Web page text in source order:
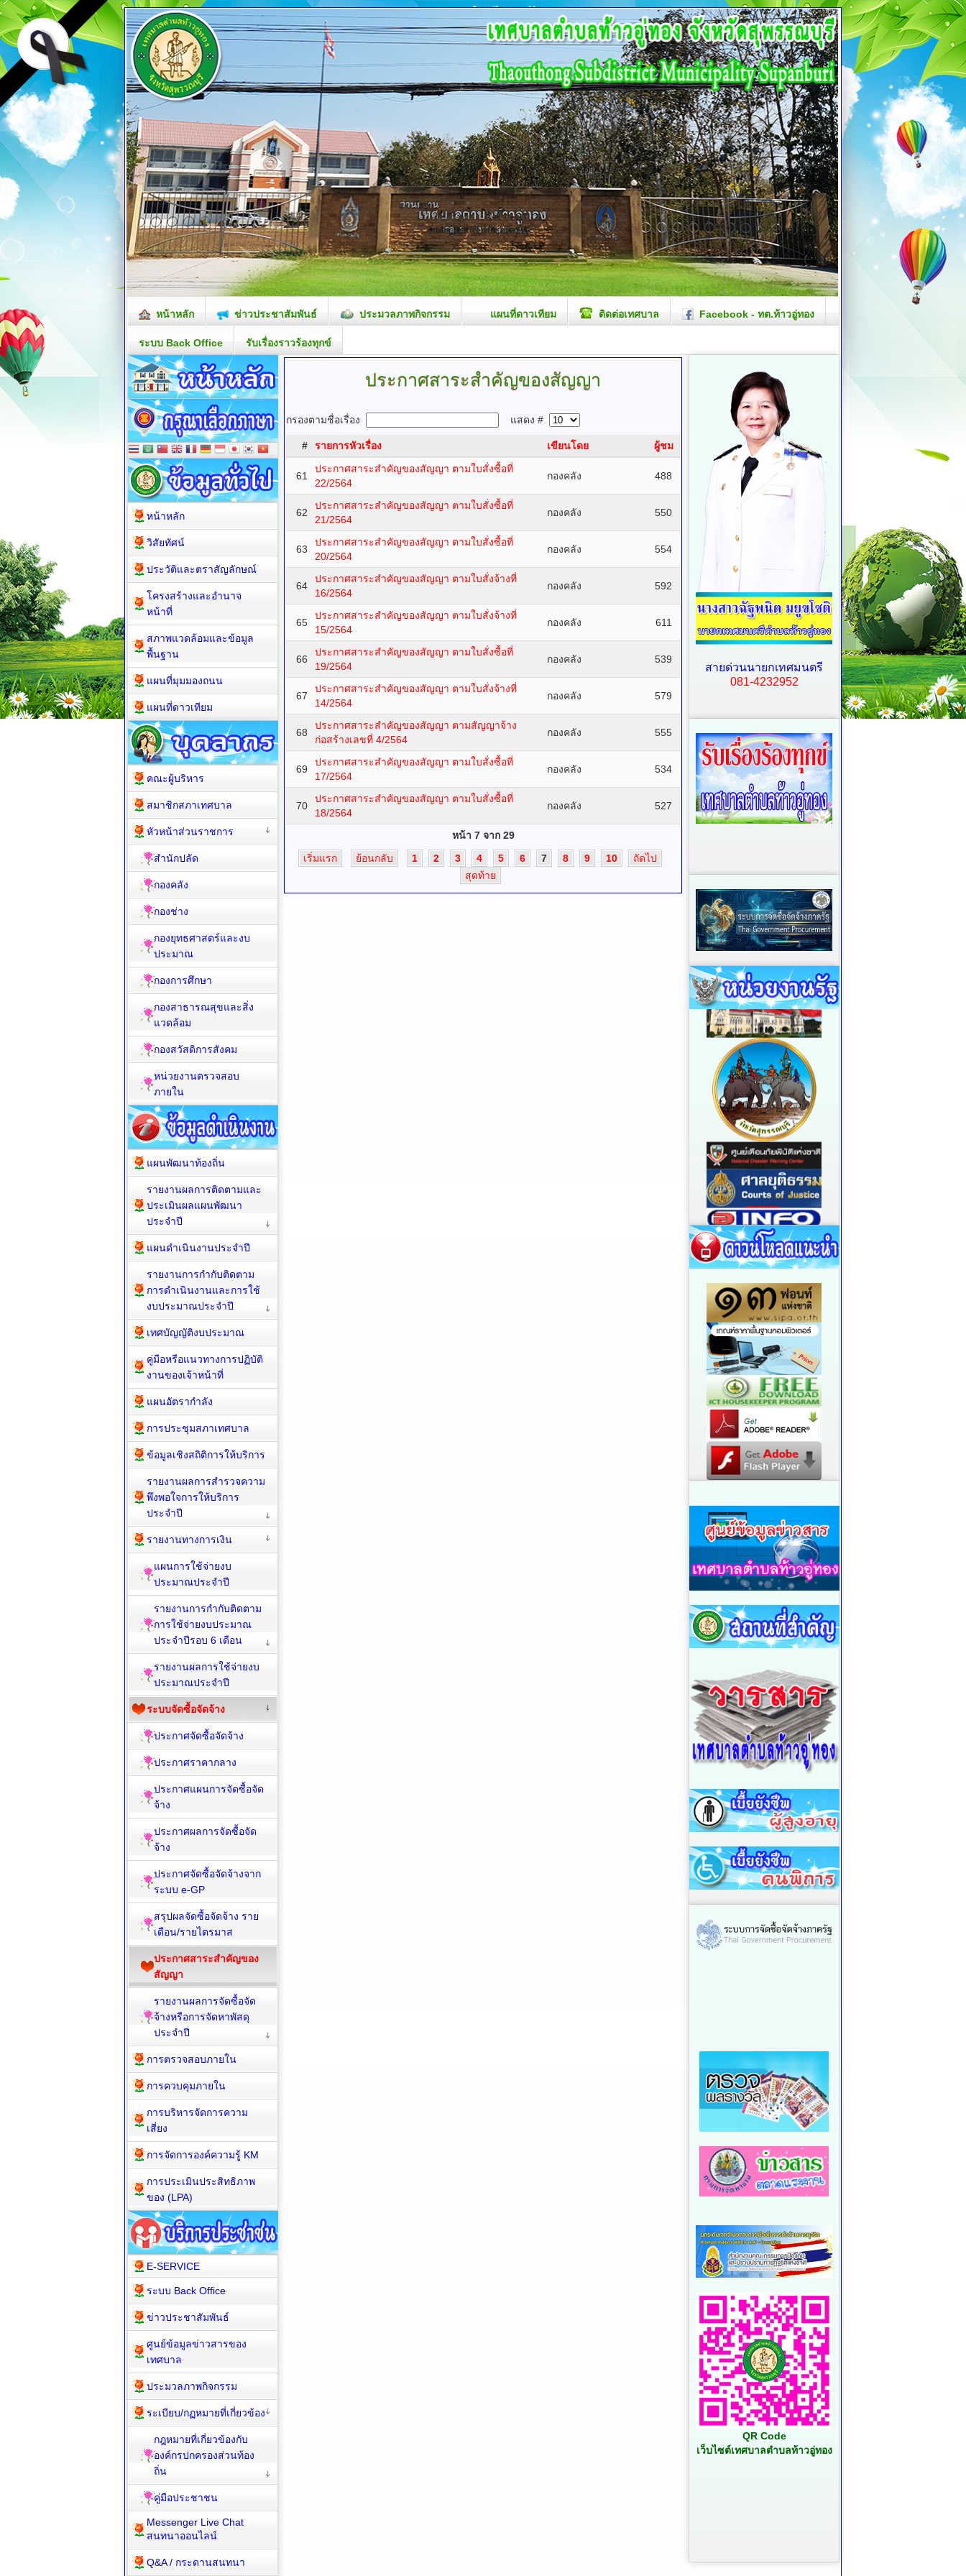
หน้าหลัก ข่าวประชาสัมพันธ์ ประมวลภาพกิจกรรม แผนที่ดาวเทียม ติดต่อเทศบาล Facebook - ทต.ท้าวอู่ทอง
ระบบ Back Office รับเรื่องราวร้องทุกข์
ประกาศสาระสำคัญของสัญญา
กรองตามชื่อเรื่อง แสดง #
# รายการหัวเรื่อง เขียนโดย ผู้ชม
61
ประกาศสาระสำคัญของสัญญา ตามใบสั่งซื้อที่
22/2564
กองคลัง 488
62
ประกาศสาระสำคัญของสัญญา ตามใบสั่งซื้อที่
21/2564
กองคลัง 550
63
ประกาศสาระสำคัญของสัญญา ตามใบสั่งซื้อที่
20/2564
กองคลัง 554
64
ประกาศสาระสำคัญของสัญญา ตามใบสั่งจ้างที่
16/2564
กองคลัง 592
65
ประกาศสาระสำคัญของสัญญา ตามใบสั่งจ้างที่
15/2564
กองคลัง 611
66
ประกาศสาระสำคัญของสัญญา ตามใบสั่งซื้อที่
19/2564
กองคลัง 539
67
ประกาศสาระสำคัญของสัญญา ตามใบสั่งจ้างที่
14/2564
กองคลัง 579
68
ประกาศสาระสำคัญของสัญญา ตามสัญญาจ้าง
ก่อสร้างเลขที่ 4/2564
กองคลัง 555
69
ประกาศสาระสำคัญของสัญญา ตามใบสั่งซื้อที่
17/2564
กองคลัง 534
70
ประกาศสาระสำคัญของสัญญา ตามใบสั่งซื้อที่
18/2564
กองคลัง 527
หน้า 7 จาก 29
เริ่มแรก
ย้อนกลับ 1 2 3 4 5 6 7 8 9 10
ถัดไป
สุดท้าย
หน้าหลัก
วิสัยทัศน์
ประวัติและตราสัญลักษณ์
โครงสร้างและอำนาจ
หน้าที่
สภาพแวดล้อมและข้อมูล
พื้นฐาน
แผนที่มุมมองถนน
แผนที่ดาวเทียม
คณะผู้บริหาร
สมาชิกสภาเทศบาล
หัวหน้าส่วนราชการ
สำนักปลัด
กองคลัง
กองช่าง
กองยุทธศาสตร์และงบ
ประมาณ
กองการศึกษา
กองสาธารณสุขและสิ่ง
แวดล้อม
กองสวัสดิการสังคม
หน่วยงานตรวจสอบ
ภายใน
แผนพัฒนาท้องถิ่น
รายงานผลการติดตามและ
ประเมินผลแผนพัฒนา
ประจำปี
แผนดำเนินงานประจำปี
รายงานการกำกับติดตาม
การดำเนินงานและการใช้
งบประมาณประจำปี
เทศบัญญัติงบประมาณ
คู่มือหรือแนวทางการปฏิบัติ
งานของเจ้าหน้าที่
แผนอัตรากำลัง
การประชุมสภาเทศบาล
ข้อมูลเชิงสถิติการให้บริการ
รายงานผลการสำรวจความ
พึงพอใจการให้บริการ
ประจำปี
รายงานทางการเงิน
แผนการใช้จ่ายงบ
ประมาณประจำปี
รายงานการกำกับติดตาม
การใช้จ่ายงบประมาณ
ประจำปีรอบ 6 เดือน
รายงานผลการใช้จ่ายงบ
ประมาณประจำปี
ระบบจัดซื้อจัดจ้าง
ประกาศจัดซื้อจัดจ้าง
ประกาศราคากลาง
ประกาศแผนการจัดซื้อจัด
จ้าง
ประกาศผลการจัดซื้อจัด
จ้าง
ประกาศจัดซื้อจัดจ้างจาก
ระบบ e-GP
สรุปผลจัดซื้อจัดจ้าง ราย
เดือน/รายไตรมาส
ประกาศสาระสำคัญของ
สัญญา
รายงานผลการจัดซื้อจัด
จ้างหรือการจัดหาพัสดุ
ประจำปี
การตรวจสอบภายใน
การควบคุมภายใน
การบริหารจัดการความ
เสี่ยง
การจัดการองค์ความรู้ KM
การประเมินประสิทธิภาพ
ของ (LPA)
E-SERVICE
ระบบ Back Office
ข่าวประชาสัมพันธ์
ศูนย์ข้อมูลข่าวสารของ
เทศบาล
ประมวลภาพกิจกรรม
ระเบียบ/กฏหมายที่เกี่ยวข้อง
กฎหมายที่เกี่ยวข้องกับ
องค์กรปกครองส่วนท้อง
ถิ่น
คู่มือประชาชน
Messenger Live Chat
สนทนาออนไลน์
Q&A / กระดานสนทนา
สายด่วนนายกเทศมนตรี
081-4232952
QR Code
เว็บไซต์เทศบาลตำบลท้าวอู่ทอง